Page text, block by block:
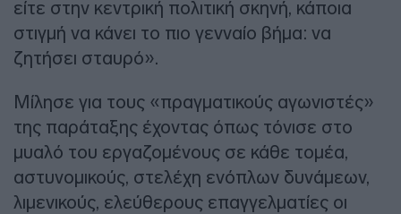
είτε στην κεντρική πολιτική σκηνή, κάποια
στιγμή να κάνει το πιο γενναίο βήμα: να
ζητήσει σταυρό».
Μίλησε για τους «πραγματικούς αγωνιστές»
της παράταξης έχοντας όπως τόνισε στο
μυαλό του εργαζομένους σε κάθε τομέα,
αστυνομικούς, στελέχη ενόπλων δυνάμεων,
λιμενικούς, ελεύθερους επαγγελματίες οι